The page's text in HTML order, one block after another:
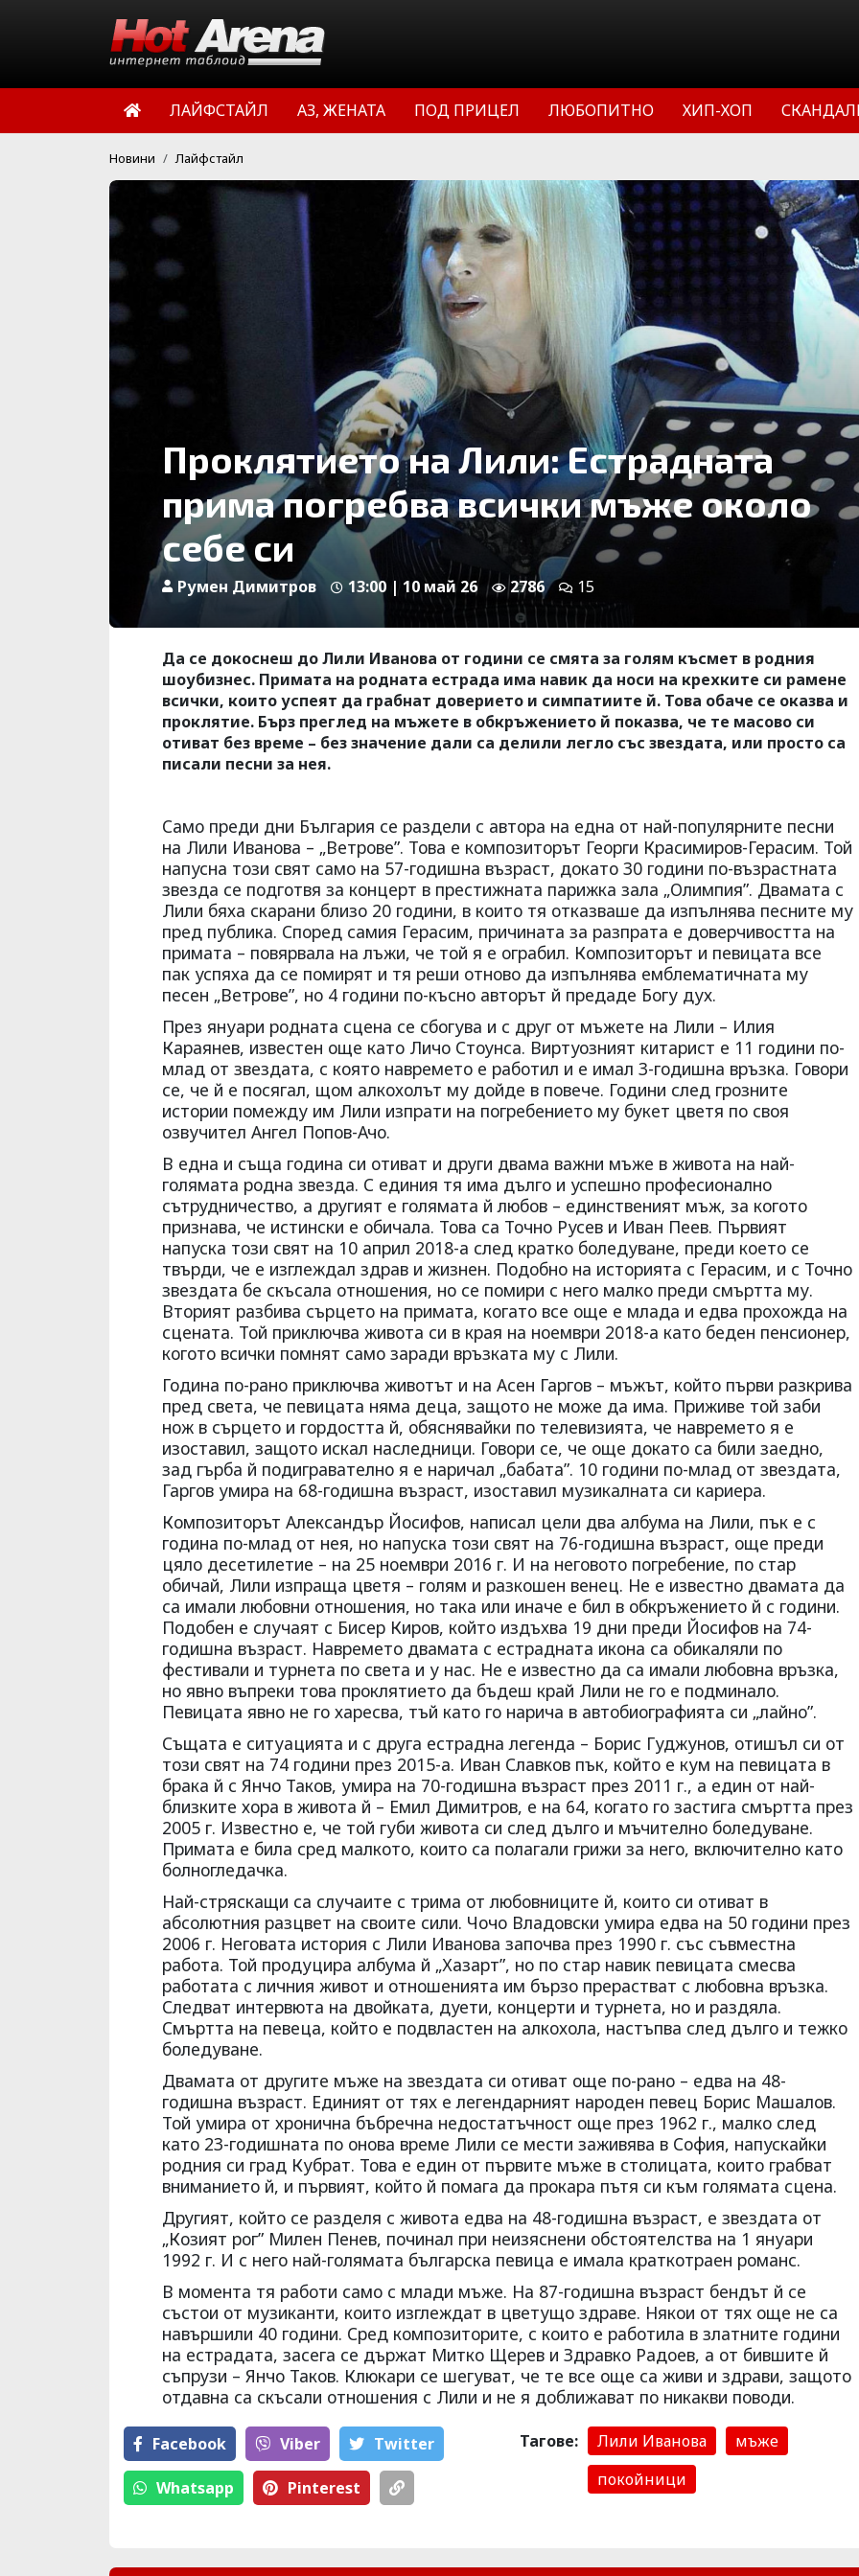
ЛАЙФСТАЙЛ АЗ, ЖЕНАТА ПОД ПРИЦЕЛ ЛЮБОПИТНО ХИП-ХОП
Новини Лайфстайл
Проклятието на Лили: Естрадната
прима погребва всички мъже около
себе си
Румен Димитров 13:00 | 10 май 26 2786 15
Да се докоснеш до Лили Иванова от години се смята за голям късмет в родния
шоубизнес. Примата на родната естрада има навик да носи на крехките си рамене
всички, които успеят да грабнат доверието и симпатиите й. Това обаче се оказва и
проклятие. Бърз преглед на мъжете в обкръжението й показва, че те масово си
отиват без време – без значение дали са делили легло със звездата, или просто са
писали песни за нея.
Само преди дни България се раздели с автора на една от най-популярните песни
на Лили Иванова – „Ветрове”. Това е композиторът Георги Красимиров-Герасим. Той
напусна този свят само на 57-годишна възраст, докато 30 години по-възрастната
звезда се подготвя за концерт в престижната парижка зала „Олимпия”. Двамата с
Лили бяха скарани близо 20 години, в които тя отказваше да изпълнява песните му
пред публика. Според самия Герасим, причината за разпрата е доверчивостта на
примата – повярвала на лъжи, че той я е ограбил. Композиторът и певицата все
пак успяха да се помирят и тя реши отново да изпълнява емблематичната му
песен „Ветрове”, но 4 години по-късно авторът й предаде Богу дух.
През януари родната сцена се сбогува и с друг от мъжете на Лили – Илия
Караянев, известен още като Личо Стоунса. Виртуозният китарист е 11 години по-
млад от звездата, с която навремето е работил и е имал 3-годишна връзка. Говори
се, че й е посягал, щом алкохолът му дойде в повече. Години след грозните
истории помежду им Лили изпрати на погребението му букет цветя по своя
озвучител Ангел Попов-Ачо.
В една и съща година си отиват и други двама важни мъже в живота на най-
голямата родна звезда. С единия тя има дълго и успешно професионално
сътрудничество, а другият е голямата й любов – единственият мъж, за когото
признава, че истински е обичала. Това са Точно Русев и Иван Пеев. Първият
напуска този свят на 10 април 2018-а след кратко боледуване, преди което се
твърди, че е изглеждал здрав и жизнен. Подобно на историята с Герасим, и с Точно
звездата бе скъсала отношения, но се помири с него малко преди смъртта му.
Вторият разбива сърцето на примата, когато все още е млада и едва прохожда на
сцената. Той приключва живота си в края на ноември 2018-а като беден пенсионер,
когото всички помнят само заради връзката му с Лили.
Година по-рано приключва животът и на Асен Гаргов – мъжът, който първи разкрива
пред света, че певицата няма деца, защото не може да има. Приживе той заби
нож в сърцето и гордостта й, обяснявайки по телевизията, че навремето я е
изоставил, защото искал наследници. Говори се, че още докато са били заедно,
зад гърба й подигравателно я е наричал „бабата”. 10 години по-млад от звездата,
Гаргов умира на 68-годишна възраст, изоставил музикалната си кариера.
Композиторът Александър Йосифов, написал цели два албума на Лили, пък е с
година по-млад от нея, но напуска този свят на 76-годишна възраст, още преди
цяло десетилетие – на 25 ноември 2016 г. И на неговото погребение, по стар
обичай, Лили изпраща цветя – голям и разкошен венец. Не е известно двамата да
са имали любовни отношения, но така или иначе е бил в обкръжението й с години.
Подобен е случаят с Бисер Киров, който издъхва 19 дни преди Йосифов на 74-
годишна възраст. Навремето двамата с естрадната икона са обикаляли по
фестивали и турнета по света и у нас. Не е известно да са имали любовна връзка,
но явно въпреки това проклятието да бъдеш край Лили не го е подминало.
Певицата явно не го харесва, тъй като го нарича в автобиографията си „лайно”.
Същата е ситуацията и с друга естрадна легенда – Борис Гуджунов, отишъл си от
този свят на 74 години през 2015-а. Иван Славков пък, който е кум на певицата в
брака й с Янчо Таков, умира на 70-годишна възраст през 2011 г., а един от най-
близките хора в живота й – Емил Димитров, е на 64, когато го застига смъртта през
2005 г. Известно е, че той губи живота си след дълго и мъчително боледуване.
Примата е била сред малкото, които са полагали грижи за него, включително като
болногледачка.
Най-стряскащи са случаите с трима от любовниците й, които си отиват в
абсолютния разцвет на своите сили. Чочо Владовски умира едва на 50 години през
2006 г. Неговата история с Лили Иванова започва през 1990 г. със съвместна
работа. Той продуцира албума й „Хазарт”, но по стар навик певицата смесва
работата с личния живот и отношенията им бързо прерастват с любовна връзка.
Следват интервюта на двойката, дуети, концерти и турнета, но и раздяла.
Смъртта на певеца, който е подвластен на алкохола, настъпва след дълго и тежко
боледуване.
Двамата от другите мъже на звездата си отиват още по-рано – едва на 48-
годишна възраст. Единият от тях е легендарният народен певец Борис Машалов.
Той умира от хронична бъбречна недостатъчност още през 1962 г., малко след
като 23-годишната по онова време Лили се мести заживява в София, напускайки
родния си град Кубрат. Това е един от първите мъже в столицата, които грабват
вниманието й, и първият, който й помага да прокара пътя си към голямата сцена.
Другият, който се разделя с живота едва на 48-годишна възраст, е звездата от
„Козият рог” Милен Пенев, починал при неизяснени обстоятелства на 1 януари
1992 г. И с него най-голямата българска певица е имала краткотраен романс.
В момента тя работи само с млади мъже. На 87-годишна възраст бендът й се
състои от музиканти, които изглеждат в цветущо здраве. Някои от тях още не са
навършили 40 години. Сред композиторите, с които е работила в златните години
на естрадата, засега се държат Митко Щерев и Здравко Радоев, а от бившите й
съпрузи – Янчо Таков. Клюкари се шегуват, че те все още са живи и здрави, защото
отдавна са скъсали отношения с Лили и не я доближават по никакви поводи.
Facebook Viber Тwitter
Whatsapp Pinterest
Тагове: Лили Иванова
мъже
покойници
Брутално отмъщение!